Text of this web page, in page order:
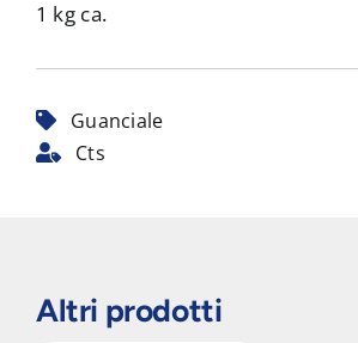
1 kg ca.
Guanciale
Cts
Altri prodotti